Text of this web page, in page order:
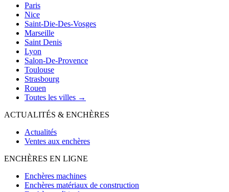
Paris
Nice
Saint-Die-Des-Vosges
Marseille
Saint Denis
Lyon
Salon-De-Provence
Toulouse
Strasbourg
Rouen
Toutes les villes →
ACTUALITÉS & ENCHÈRES
Actualités
Ventes aux enchères
ENCHÈRES EN LIGNE
Enchères machines
Enchères matériaux de construction